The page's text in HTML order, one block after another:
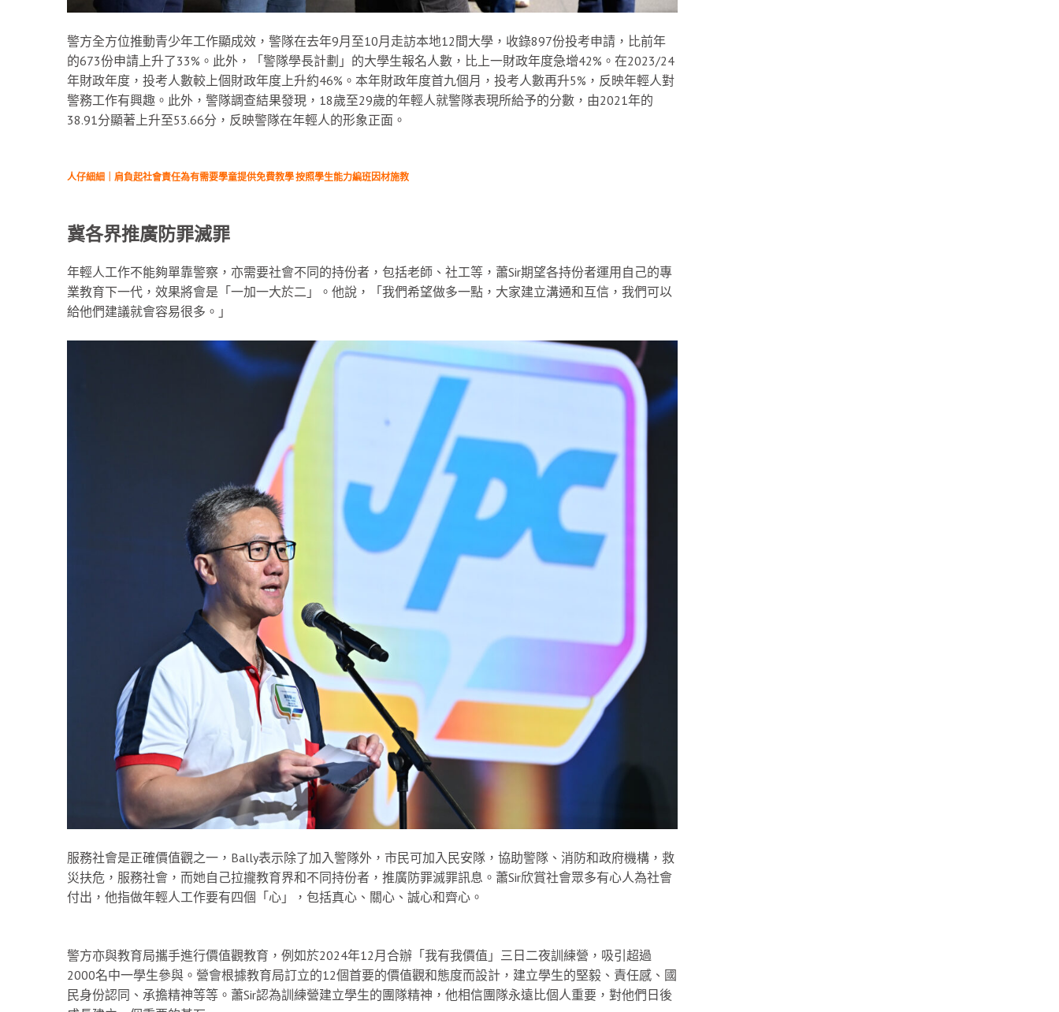
警方全方位推動青少年工作顯成效，警隊在去年9月至10月走訪本地12間大學，收錄897份投考申請，比前年
的673份申請上升了33%。此外，「警隊學長計劃」的大學生報名人數，比上一財政年度急增42%。在2023/24
年財政年度，投考人數較上個財政年度上升約46%。本年財政年度首九個月，投考人數再升5%，反映年輕人對
警務工作有興趣。此外，警隊調查結果發現，18歲至29歲的年輕人就警隊表現所給予的分數，由2021年的
38.91分顯著上升至53.66分，反映警隊在年輕人的形象正面。
人仔細細｜肩負起社會責任為有需要學童提供免費教學 按照學生能力編班因材施教
冀各界推廣防罪滅罪
年輕人工作不能夠單靠警察，亦需要社會不同的持份者，包括老師、社工等，蕭Sir期望各持份者運用自己的專
業教育下一代，效果將會是「一加一大於二」。他說，「我們希望做多一點，大家建立溝通和互信，我們可以
給他們建議就會容易很多。」
服務社會是正確價值觀之一，Bally表示除了加入警隊外，市民可加入民安隊，協助警隊、消防和政府機構，救
災扶危，服務社會，而她自己拉攏教育界和不同持份者，推廣防罪滅罪訊息。蕭Sir欣賞社會眾多有心人為社會
付出，他指做年輕人工作要有四個「心」，包括真心、關心、誠心和齊心。
警方亦與教育局攜手進行價值觀教育，例如於2024年12月合辦「我有我價值」三日二夜訓練營，吸引超過
2000名中一學生參與。營會根據教育局訂立的12個首要的價值觀和態度而設計，建立學生的堅毅、責任感、國
民身份認同、承擔精神等等。蕭Sir認為訓練營建立學生的團隊精神，他相信團隊永遠比個人重要，對他們日後